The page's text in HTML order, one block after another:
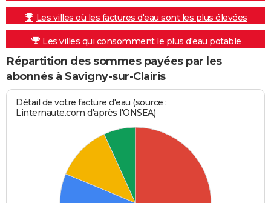
Les villes où les factures d'eau sont les plus élevées
Les villes qui consomment le plus d'eau potable
Répartition des sommes payées par les
abonnés à Savigny-sur-Clairis
Détail de votre facture d'eau (source :
Linternaute.com d'après l'ONSEA)